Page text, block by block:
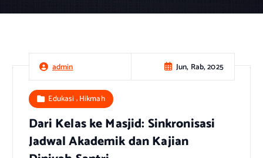
admin Jun, Rab, 2025
Edukasi,Hikmah
Dari Kelas ke Masjid: Sinkronisasi
Jadwal Akademik dan Kajian